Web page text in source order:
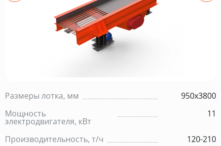
Размеры лотка, мм
950х3800
Мощность
электродвигателя, кВт
11
Производительность, т/ч
120-210